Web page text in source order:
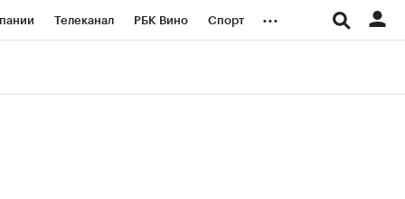
Телеканал РБК Вино Спорт ...